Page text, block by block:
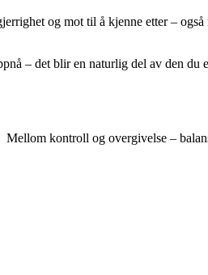
og mot til å kjenne etter –
– det blir en naturlig del av den du
Mellom kontroll og overgivelse –